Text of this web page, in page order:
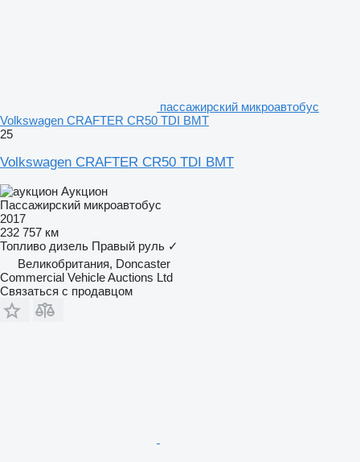
пассажирский микроавтобус
Volkswagen CRAFTER CR50 TDI BMT
25
Volkswagen CRAFTER CR50 TDI BMT
Аукцион
Пассажирский микроавтобус
2017
232 757 км
Топливо дизель Правый руль ✓
Великобритания, Doncaster
Commercial Vehicle Auctions Ltd
Связаться с продавцом